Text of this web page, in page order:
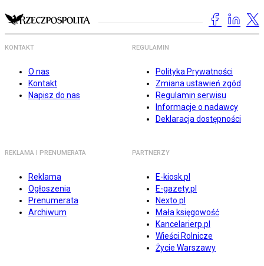
KONTAKT
O nas
Kontakt
Napisz do nas
REGULAMIN
Polityka Prywatności
Zmiana ustawień zgód
Regulamin serwisu
Informacje o nadawcy
Deklaracja dostępności
REKLAMA I PRENUMERATA
Reklama
Ogłoszenia
Prenumerata
Archiwum
PARTNERZY
E-kiosk.pl
E-gazety.pl
Nexto.pl
Mała księgowość
Kancelarierp.pl
Wieści Rolnicze
Życie Warszawy